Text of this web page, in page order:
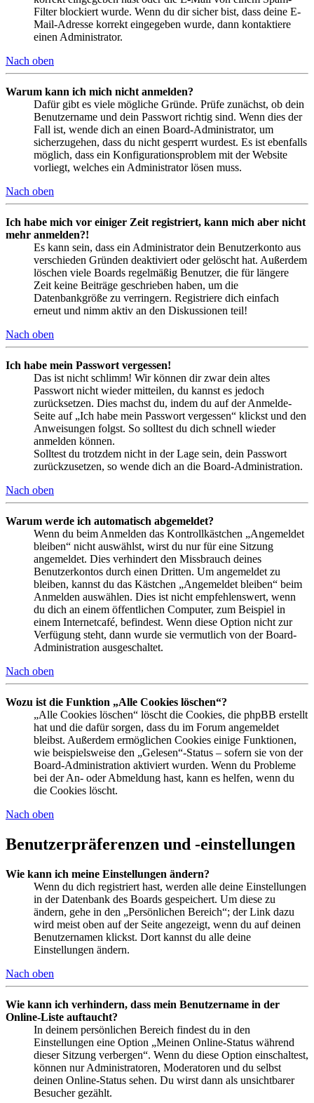
Filter blockiert wurde. Wenn du dir sicher bist, dass deine E-
Mail-Adresse korrekt eingegeben wurde, dann kontaktiere
einen Administrator.
Nach oben
Warum kann ich mich nicht anmelden?
Dafür gibt es viele mögliche Gründe. Prüfe zunächst, ob dein
Benutzername und dein Passwort richtig sind. Wenn dies der
Fall ist, wende dich an einen Board-Administrator, um
sicherzugehen, dass du nicht gesperrt wurdest. Es ist ebenfalls
möglich, dass ein Konfigurationsproblem mit der Website
vorliegt, welches ein Administrator lösen muss.
Nach oben
Ich habe mich vor einiger Zeit registriert, kann mich aber nicht
mehr anmelden?!
Es kann sein, dass ein Administrator dein Benutzerkonto aus
verschieden Gründen deaktiviert oder gelöscht hat. Außerdem
löschen viele Boards regelmäßig Benutzer, die für längere
Zeit keine Beiträge geschrieben haben, um die
Datenbankgröße zu verringern. Registriere dich einfach
erneut und nimm aktiv an den Diskussionen teil!
Nach oben
Ich habe mein Passwort vergessen!
Das ist nicht schlimm! Wir können dir zwar dein altes
Passwort nicht wieder mitteilen, du kannst es jedoch
zurücksetzen. Dies machst du, indem du auf der Anmelde-
Seite auf „Ich habe mein Passwort vergessen“ klickst und den
Anweisungen folgst. So solltest du dich schnell wieder
anmelden können.
Solltest du trotzdem nicht in der Lage sein, dein Passwort
zurückzusetzen, so wende dich an die Board-Administration.
Nach oben
Warum werde ich automatisch abgemeldet?
Wenn du beim Anmelden das Kontrollkästchen „Angemeldet
bleiben“ nicht auswählst, wirst du nur für eine Sitzung
angemeldet. Dies verhindert den Missbrauch deines
Benutzerkontos durch einen Dritten. Um angemeldet zu
bleiben, kannst du das Kästchen „Angemeldet bleiben“ beim
Anmelden auswählen. Dies ist nicht empfehlenswert, wenn
du dich an einem öffentlichen Computer, zum Beispiel in
einem Internetcafé, befindest. Wenn diese Option nicht zur
Verfügung steht, dann wurde sie vermutlich von der Board-
Administration ausgeschaltet.
Nach oben
Wozu ist die Funktion „Alle Cookies löschen“?
„Alle Cookies löschen“ löscht die Cookies, die phpBB erstellt
hat und die dafür sorgen, dass du im Forum angemeldet
bleibst. Außerdem ermöglichen Cookies einige Funktionen,
wie beispielsweise den „Gelesen“-Status – sofern sie von der
Board-Administration aktiviert wurden. Wenn du Probleme
bei der An- oder Abmeldung hast, kann es helfen, wenn du
die Cookies löscht.
Nach oben
Benutzerpräferenzen und -einstellungen
Wie kann ich meine Einstellungen ändern?
Wenn du dich registriert hast, werden alle deine Einstellungen
in der Datenbank des Boards gespeichert. Um diese zu
ändern, gehe in den „Persönlichen Bereich“; der Link dazu
wird meist oben auf der Seite angezeigt, wenn du auf deinen
Benutzernamen klickst. Dort kannst du alle deine
Einstellungen ändern.
Nach oben
Wie kann ich verhindern, dass mein Benutzername in der
Online-Liste auftaucht?
In deinem persönlichen Bereich findest du in den
Einstellungen eine Option „Meinen Online-Status während
dieser Sitzung verbergen“. Wenn du diese Option einschaltest,
können nur Administratoren, Moderatoren und du selbst
deinen Online-Status sehen. Du wirst dann als unsichtbarer
Besucher gezählt.